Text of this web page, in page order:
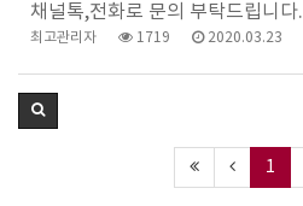
채널톡,전화로 문의 부탁드립니다.
최고관리자 1719 2020.03.23
1